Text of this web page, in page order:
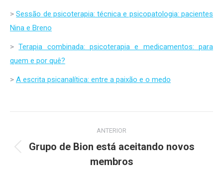
>Sessão de psicoterapia: técnica e psicopatologia: pacientes
Nina e Breno
>Terapia combinada: psicoterapia e medicamentos: para
quem e por quê?
> A escrita psicanalítica: entre a paixão e o medo
de
ANTERIOR
Post
anterior:
Grupo de Bion está aceitando novos
membros